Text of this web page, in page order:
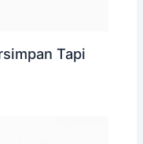
Tapi